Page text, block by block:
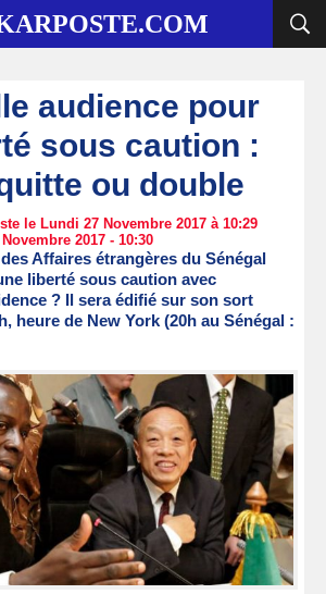
audience pour
sous caution :
ou double
le Lundi 27 Novembre 2017 à 10:29
2017 - 10:30
Affaires étrangères du Sénégal
liberté sous caution avec
? Il sera édifié sur son sort
heure de New York (20h au Sénégal :